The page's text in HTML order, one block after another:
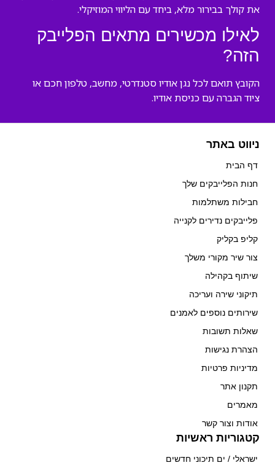
את קולך בבירור מלא, ביחד עם הליווי המוזיקלי.
לאילו מכשירים מתאים הפלייבק
הזה?
הקובץ תואם לכל נגן אודיו סטנדרטי, מחשב, טלפון חכם או
ציוד הגברה עם כניסת אודיו.
ניווט באתר
דף הבית
חנות הפלייבקים שלך
חבילות משתלמות
פלייבקים נדירים לקנייה
קליפ בקליק
צור שיר מקורי משלך
שיתוף בקהילה
תיקוני שירה ועריכה
שירותים נוספים לאמנים
שאלות תשובות
הצהרת נגישות
מדיניות פרטיות
תקנון אתר
מאמרים
אודות וצור קשר
קטגוריות ראשיות
ישראלי / ים תיכוני חדשים